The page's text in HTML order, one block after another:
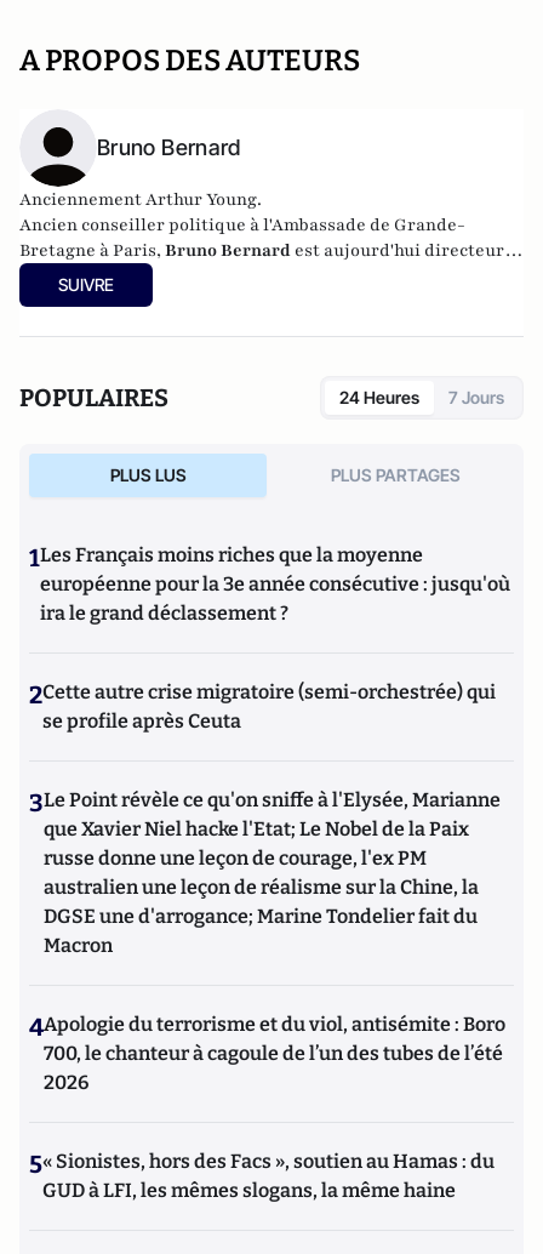
A PROPOS DES AUTEURS
Bruno Bernard
Anciennement Arthur Young.
Ancien conseiller politique à l'Ambassade de Grande-
Bretagne à Paris, Bruno Bernard est aujourd'hui directeur-
adjoint de cabinet à la mairie du IXème arrondissement de
Paris.
SUIVRE
POPULAIRES 24 Heures 7 Jours
PLUS LUS PLUS PARTAGES
1Les Français moins riches que la moyenne
européenne pour la 3e année consécutive : jusqu'où
ira le grand déclassement ?
2Cette autre crise migratoire (semi-orchestrée) qui
se profile après Ceuta
3Le Point révèle ce qu'on sniffe à l'Elysée, Marianne
que Xavier Niel hacke l'Etat; Le Nobel de la Paix
russe donne une leçon de courage, l'ex PM
australien une leçon de réalisme sur la Chine, la
DGSE une d'arrogance; Marine Tondelier fait du
Macron
4Apologie du terrorisme et du viol, antisémite : Boro
700, le chanteur à cagoule de l’un des tubes de l’été
2026
5« Sionistes, hors des Facs », soutien au Hamas : du
GUD à LFI, les mêmes slogans, la même haine